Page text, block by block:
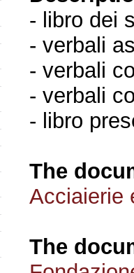
- libro dei
- verbali
- verbali
- verbali
- libro
The
Acciaierie
The